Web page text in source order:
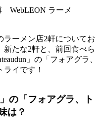
ーメン店2軒についてお
たな2軒と、前回食べら
」の「フォアグラ、
イです！
の「フォアグラ、ト
は？